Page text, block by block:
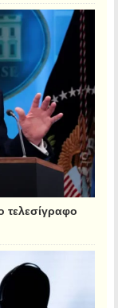
τελεσίγραφο